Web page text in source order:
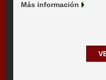
Más información